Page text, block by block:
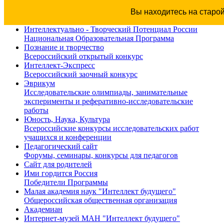
Вы находитесь на
Интеллектуально - Творческий Потенциал России
Национальная Образовательная Программа
Познание и творчество
Всероссийский открытый конкурс
Интеллект-Экспресс
Всероссийский заочный конкурс
Эврикум
Исследовательские олимпиады, занимательные
эксперименты и реферативно-исследовательские
работы
Юность, Наука, Культура
Всероссийские конкурсы исследовательских работ
учащихся и конференции
Педагогический сайт
Форумы, семинары, конкурсы для педагогов
Сайт для родителей
Ими гордится Россия
Победители Программы
Малая академия наук "Интеллект будущего"
Общероссийская общественная организация
Академиан
Интернет-музей МАН "Интеллект будущего"
года
город
Обнинск
соревнование
проектов
"БОЛЬШАЯ
Пять
ХАКАТОНОВ,
участников
соберут
учащихся
проектами.